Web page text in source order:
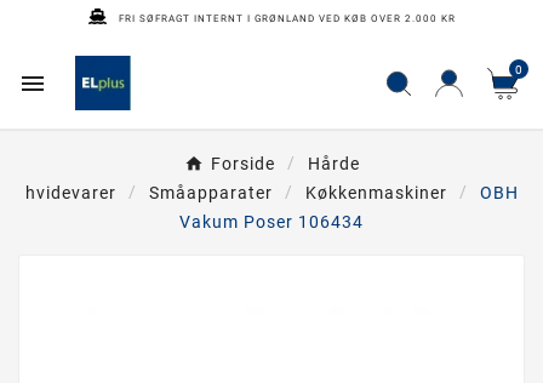
FRI SØFRAGT INTERNT I GRØNLAND VED KØB OVER 2.000 KR
 0
Forside
Hårde
hvidevarer
Småapparater Køkkenmaskiner
OBH
Vakum Poser 106434